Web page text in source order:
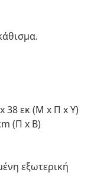
38 εκ (Μ x Π x Υ)
(Π x Β)
εξωτερική